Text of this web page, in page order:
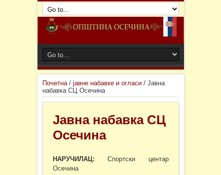
Почетна/ јавне набавке и огласи/ Јавна
набавка СЦ Осечина
Јавна набавка СЦ
Осечина
НАРУЧИЛАЦ: Спортски центар
Осечина